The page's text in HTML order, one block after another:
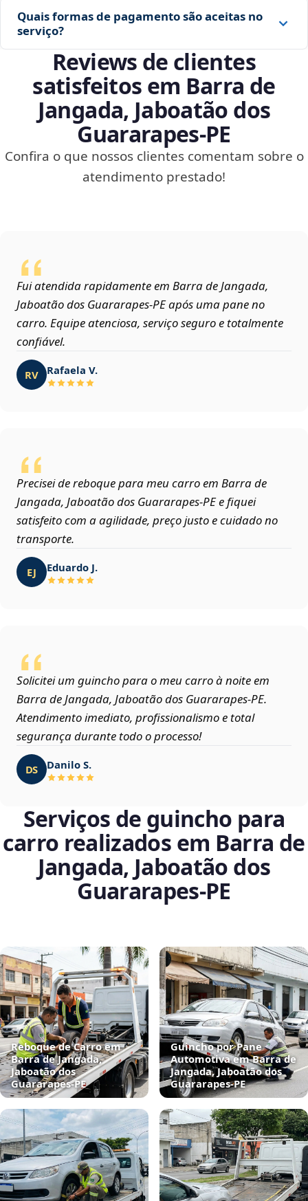
Quais formas de pagamento são aceitas no
serviço?
Reviews de clientes
satisfeitos em Barra de
Jangada, Jaboatão dos
Guararapes‑PE
Confira o que nossos clientes comentam sobre o
atendimento prestado!
Fui atendida rapidamente em Barra de Jangada,
Jaboatão dos Guararapes‑PE após uma pane no
carro. Equipe atenciosa, serviço seguro e totalmente
confiável.
RV Rafaela V.
Precisei de reboque para meu carro em Barra de
Jangada, Jaboatão dos Guararapes‑PE e fiquei
satisfeito com a agilidade, preço justo e cuidado no
transporte.
EJ Eduardo J.
Solicitei um guincho para o meu carro à noite em
Barra de Jangada, Jaboatão dos Guararapes‑PE.
Atendimento imediato, profissionalismo e total
segurança durante todo o processo!
DS Danilo S.
Serviços de guincho para
carro realizados em Barra de
Jangada, Jaboatão dos
Guararapes‑PE
Reboque de Carro em
Barra de Jangada,
Jaboatão dos
Guararapes‑PE
Guincho por Pane
Automotiva em Barra de
Jangada, Jaboatão dos
Guararapes‑PE